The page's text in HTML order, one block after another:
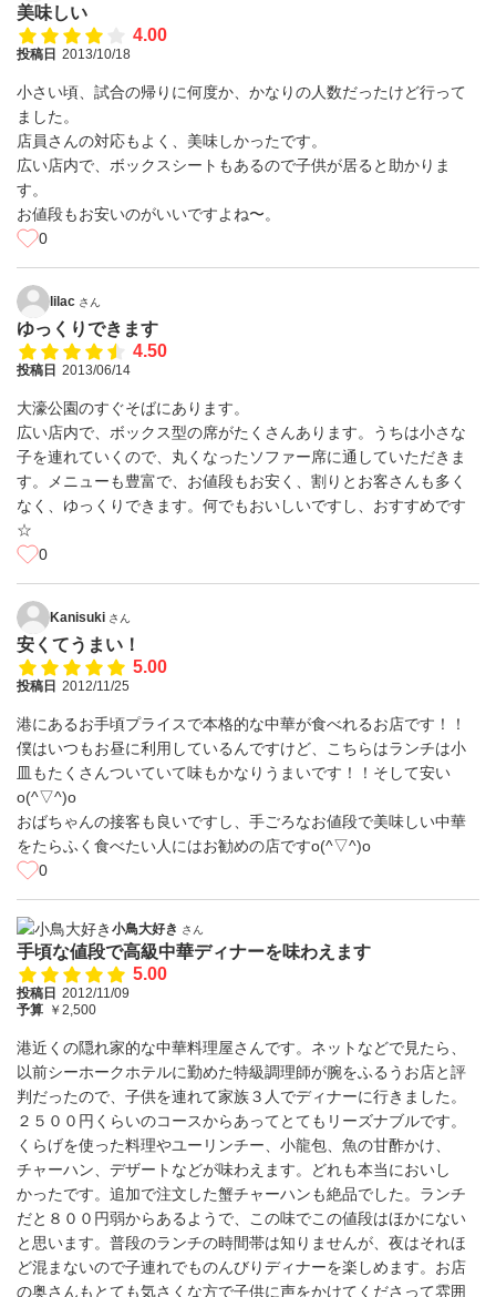
美味しい
4.00
投稿日 2013/10/18
小さい頃、試合の帰りに何度か、かなりの人数だったけど行って
ました。
店員さんの対応もよく、美味しかったです。
広い店内で、ボックスシートもあるので子供が居ると助かりま
す。
お値段もお安いのがいいですよね〜。
0
lilac さん
ゆっくりできます
4.50
投稿日 2013/06/14
大濠公園のすぐそばにあります。
広い店内で、ボックス型の席がたくさんあります。うちは小さな
子を連れていくので、丸くなったソファー席に通していただきま
す。メニューも豊富で、お値段もお安く、割りとお客さんも多く
なく、ゆっくりできます。何でもおいしいですし、おすすめです
☆
0
Kanisuki さん
安くてうまい！
5.00
投稿日 2012/11/25
港にあるお手頃プライスで本格的な中華が食べれるお店です！！
僕はいつもお昼に利用しているんですけど、こちらはランチは小
皿もたくさんついていて味もかなりうまいです！！そして安い
o(^▽^)o
おばちゃんの接客も良いですし、手ごろなお値段で美味しい中華
をたらふく食べたい人にはお勧めの店ですo(^▽^)o
0
小鳥大好き さん
手頃な値段で高級中華ディナーを味わえます
5.00
投稿日 2012/11/09
予算 ￥2,500
港近くの隠れ家的な中華料理屋さんです。ネットなどで見たら、
以前シーホークホテルに勤めた特級調理師が腕をふるうお店と評
判だったので、子供を連れて家族３人でディナーに行きました。
２５００円くらいのコースからあってとてもリーズナブルです。
くらげを使った料理やユーリンチー、小龍包、魚の甘酢かけ、
チャーハン、デザートなどが味わえます。どれも本当においし
かったです。追加で注文した蟹チャーハンも絶品でした。ランチ
だと８００円弱からあるようで、この味でこの値段はほかにない
と思います。普段のランチの時間帯は知りませんが、夜はそれほ
ど混まないので子連れでものんびりディナーを楽しめます。お店
の奥さんもとても気さくな方で子供に声をかけてくださって雰囲